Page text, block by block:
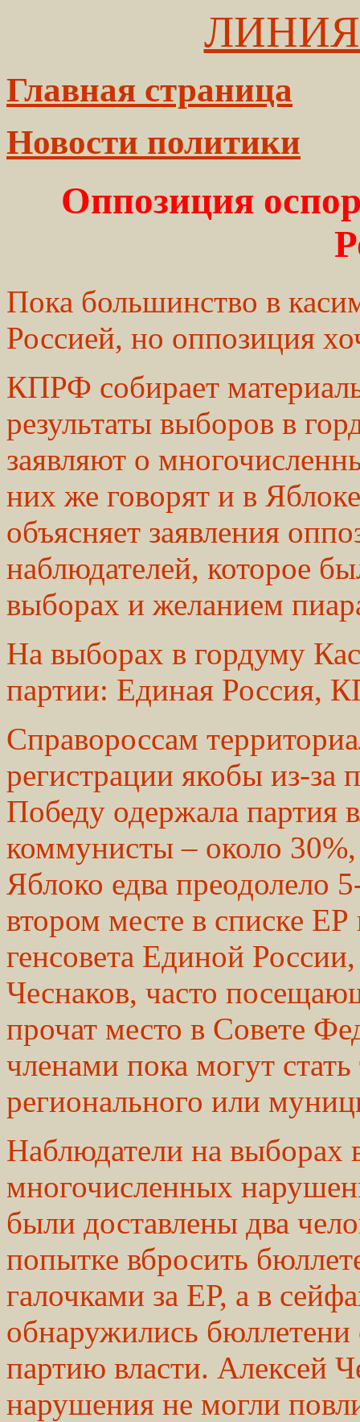
Главная страница
Новости политики
Оппозиция
Пока большинство в
Россией, но оппозиция
КПРФ собирает
результаты выборов в
заявляют о
них же говорят и в
объясняет заявления
наблюдателей, которое
выборах и желанием
На выборах в гордуму
партии: Единая
Справороссам
регистрации якобы из-за
Победу одержала партия
коммунисты – около
Яблоко едва преодолело
втором месте в списке ЕР
генсовета Единой
Чеснаков, часто
прочат место в Совете
членами пока могут
регионального или
Наблюдатели на выборах
многочисленных
были доставлены два
попытке вбросить
галочками за ЕР, а в
обнаружились бюллетени
партию власти. Алексей
нарушения не могли